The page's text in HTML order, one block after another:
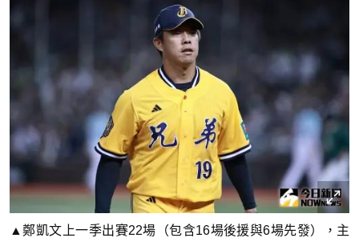
▲鄭凱文上一季出賽22場（包含16場後援與6場先發），主